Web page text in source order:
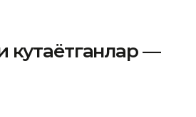
кутаётганлар —